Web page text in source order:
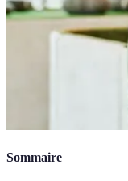
Sommaire